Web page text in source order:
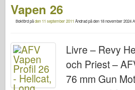
Vapen 26
Bokförd påden 11 september 2011 Ändrad påden 18 november 2024
Livre – Revy
och Priest –
76 mm Gun